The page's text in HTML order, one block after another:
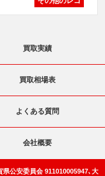
買取実績
買取相場表
よくある質問
会社概要
公安委員会 911010005947､大